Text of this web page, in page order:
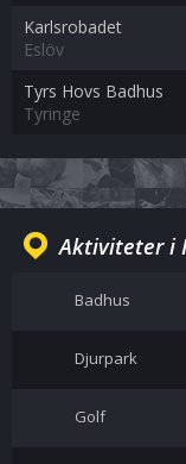
Karlsrobadet
Eslöv
Tyrs Hovs Badhus
Tyringe
Aktiviteter i
Badhus
Djurpark
Golf